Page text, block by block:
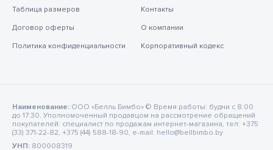
Таблица размеров
Договор оферты
Политика конфиденциальности
Контакты
О компании
Корпоративный кодекс
Наименование: ООО «Белль Бимбо» © Время работы: будни с 8:00
до 17:30. Уполномоченный продавцом на рассмотрение обращений
покупателей: специалист по продажам интернет-магазина, тел: +375
(33) 371-22-82, +375 (44) 588-18-90, e-mail: hello@bellbimbo.by
УНП: 800008319